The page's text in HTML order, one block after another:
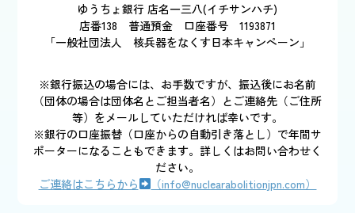
ゆうちょ銀行 店名一三八(イチサンハチ)
店番138 普通預金 口座番号 1193871
「一般社団法人 核兵器をなくす日本キャンペーン」
※銀行振込の場合には、お手数ですが、振込後にお名前
（団体の場合は団体名とご担当者名）とご連絡先（ご住所
等）をメールしていただければ幸いです。
※銀行の口座振替（口座からの自動引き落とし）で年間サ
ポーターになることもできます。詳しくはお問い合わせく
ださい。
ご連絡はこちらから
（info@nuclearabolitionjpn.com）